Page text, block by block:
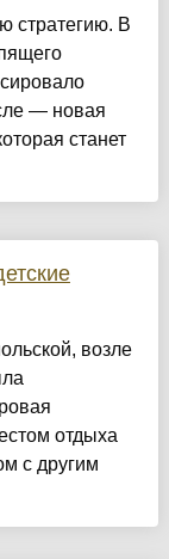
стратегию. В
— новая
станет
возле
отдыха
с другим